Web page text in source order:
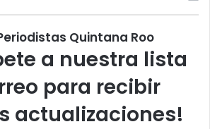
Quintana Roo
a nuestra lista
para recibir
actualizaciones!